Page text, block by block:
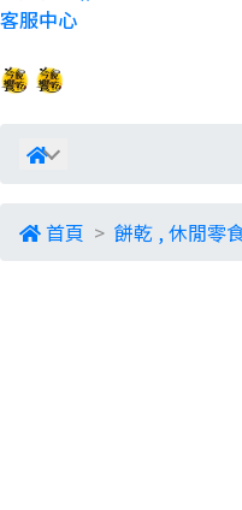
客服中心
首頁 餅乾 ,休閒零